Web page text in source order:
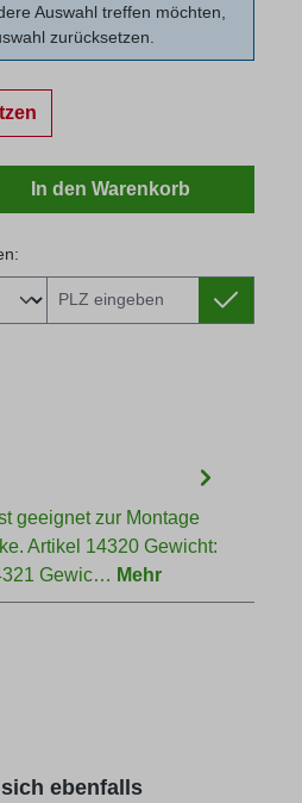
Auswahl treffen möchten,
zurücksetzen.
Gib den gewünschten
In den Warenkorb
geeignet zur Montage
Artikel 14320 Gewicht:
Gewic… Mehr
ebenfalls